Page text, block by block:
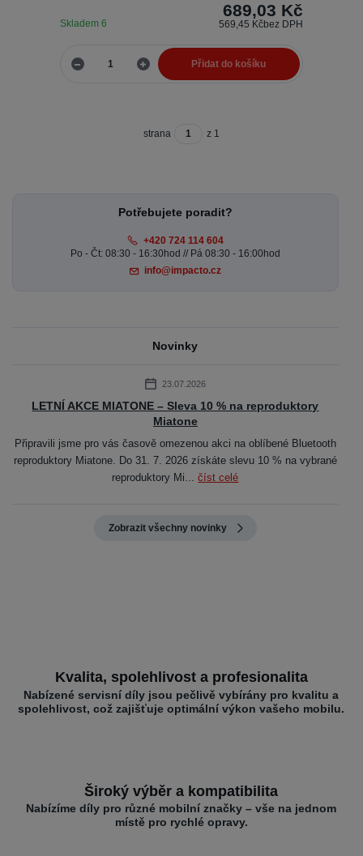
689,03 Kč
569,45 Kčbez DPH
Skladem 6
Přidat do košíku
strana z 1
Potřebujete poradit?
+420 724 114 604
Po - Čt: 08:30 - 16:30hod // Pá 08:30 - 16:00hod
info@impacto.cz
Novinky
23.07.2026
LETNÍ AKCE MIATONE – Sleva 10 % na reproduktory
Miatone
Připravili jsme pro vás časově omezenou akci na oblíbené Bluetooth
reproduktory Miatone. Do 31. 7. 2026 získáte slevu 10 % na vybrané
reproduktory Mi...číst celé
Zobrazit všechny novinky
Kvalita, spolehlivost a profesionalita
Nabízené servisní díly jsou pečlivě vybírány pro kvalitu a
spolehlivost, což zajišťuje optimální výkon vašeho mobilu.
Široký výběr a kompatibilita
Nabízíme díly pro různé mobilní značky – vše na jednom
místě pro rychlé opravy.